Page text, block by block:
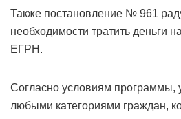
Также постановление № 961
необходимости тратить деньги
ЕГРН.
Согласно условиям программы,
любыми категориями граждан,